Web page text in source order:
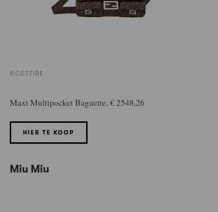
©CETTIRE
Maxi Multipocket Baguette, € 2548,26
HIER TE KOOP
Miu Miu